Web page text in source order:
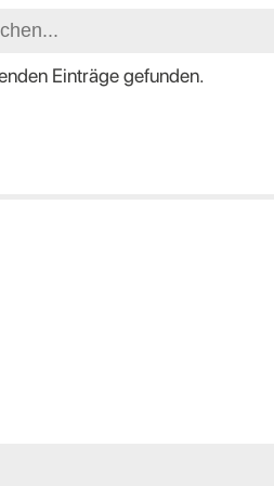
Einträge gefunden.